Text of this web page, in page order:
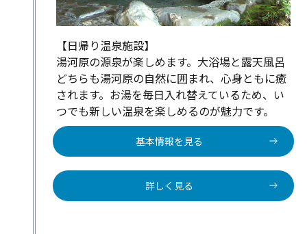
【日帰り温泉施設】
湯河原の源泉が楽しめます。大浴場と露天風呂
どちらも湯河原の自然に囲まれ、心身ともに癒
されます。お湯を毎日入れ替えているため、い
つでも新しい温泉を楽しめるのが魅力です。
基本情報を見る
詳しく見る